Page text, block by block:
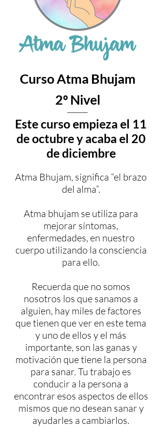
Curso Atma Bhujam
2º Nivel
Este curso empieza el 11
de octubre y acaba el 20
de diciembre
Atma Bhujam, significa “el brazo
del alma”.
Atma bhujam se utiliza para
mejorar síntomas,
enfermedades, en nuestro
cuerpo utilizando la consciencia
para ello.
Recuerda que no somos
nosotros los que sanamos a
alguien, hay miles de factores
que tienen que ver en este tema
y uno de ellos y el más
importante, son las ganas y
motivación que tiene la persona
para sanar. Tu trabajo es
conducir a la persona a
encontrar esos aspectos de ellos
mismos que no desean sanar y
ayudarles a cambiarlos.